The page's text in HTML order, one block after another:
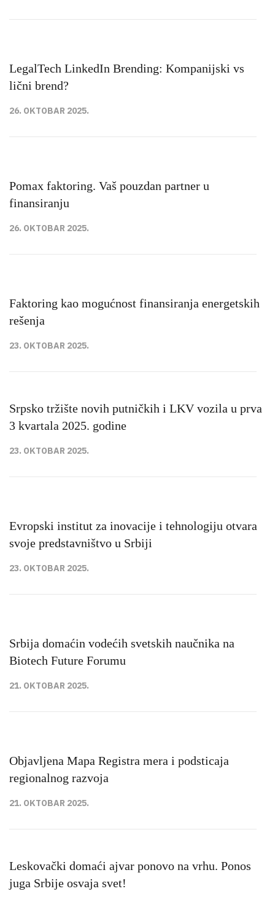
LegalTech LinkedIn Brending: Kompanijski vs
lični brend?
26. OKTOBAR 2025.
Pomax faktoring. Vaš pouzdan partner u
finansiranju
26. OKTOBAR 2025.
Faktoring kao mogućnost finansiranja energetskih
rešenja
23. OKTOBAR 2025.
Srpsko tržište novih putničkih i LKV vozila u prva
3 kvartala 2025. godine
23. OKTOBAR 2025.
Evropski institut za inovacije i tehnologiju otvara
svoje predstavništvo u Srbiji
23. OKTOBAR 2025.
Srbija domaćin vodećih svetskih naučnika na
Biotech Future Forumu
21. OKTOBAR 2025.
Objavlјena Mapa Registra mera i podsticaja
regionalnog razvoja
21. OKTOBAR 2025.
Leskovački domaći ajvar ponovo na vrhu. Ponos
juga Srbije osvaja svet!